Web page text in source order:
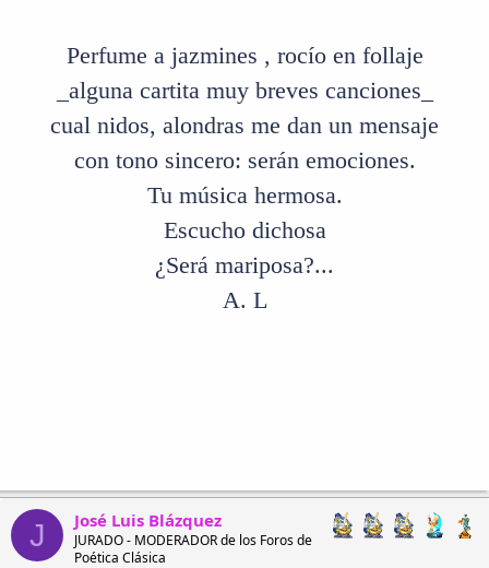
Perfume a jazmines , rocío en follaje
_alguna cartita muy breves canciones_
cual nidos, alondras me dan un mensaje
con tono sincero: serán emociones.
Tu música hermosa.
Escucho dichosa
¿Será mariposa?...
A. L
J José Luis Blázquez
JURADO - MODERADOR de los Foros de
Poética Clásica